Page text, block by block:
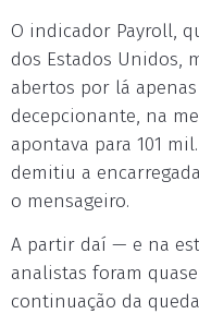
O indicador Payroll,
dos Estados Unidos,
abertos por lá
decepcionante, na
apontava para 101
demitiu a
o mensageiro.
A partir daí — e na
analistas foram
continuação da